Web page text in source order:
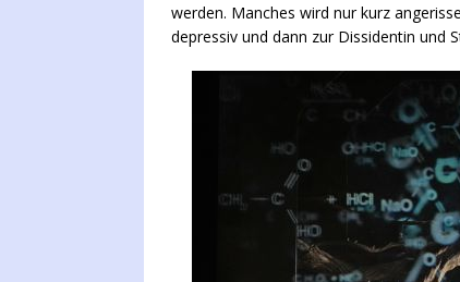
werden. Manches wird nur kurz
depressiv und dann zur Dissidentin und